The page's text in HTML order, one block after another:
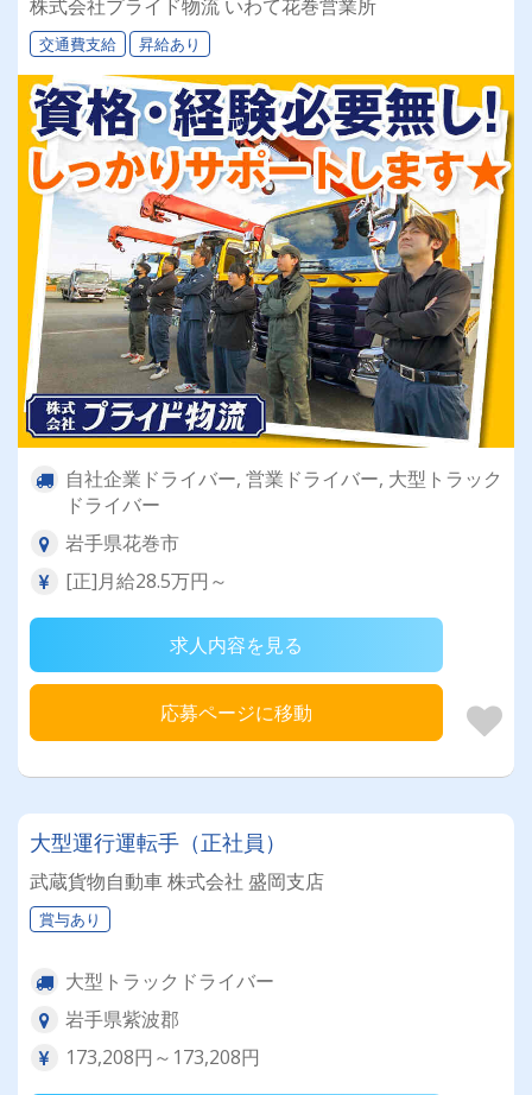
株式会社プライド物流 いわて花巻営業所
交通費支給 昇給あり
自社企業ドライバー, 営業ドライバー, 大型トラック
ドライバー
岩手県花巻市
[正]月給28.5万円～
求人内容を見る
応募ページに移動
大型運行運転手（正社員）
武蔵貨物自動車 株式会社 盛岡支店
賞与あり
大型トラックドライバー
岩手県紫波郡
173,208円～173,208円